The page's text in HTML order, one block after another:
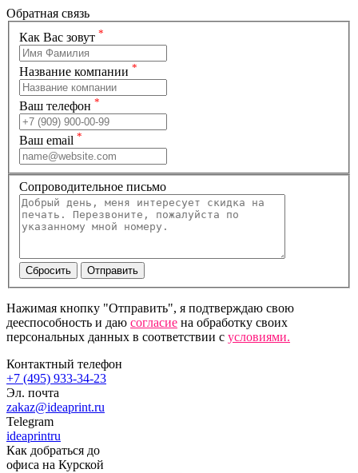
Обратная связь
Как Вас зовут *
Название компании *
Ваш телефон *
Ваш email *
Сопроводительное письмо
Нажимая кнопку "Отправить", я подтверждаю свою
дееспособность и даю согласие на обработку своих
персональных данных в соответствии с условиями.
Контактный телефон
+7 (495) 933-34-23
Эл. почта
zakaz@ideaprint.ru
Telegram
ideaprintru
Как добраться до
офиса на Курской